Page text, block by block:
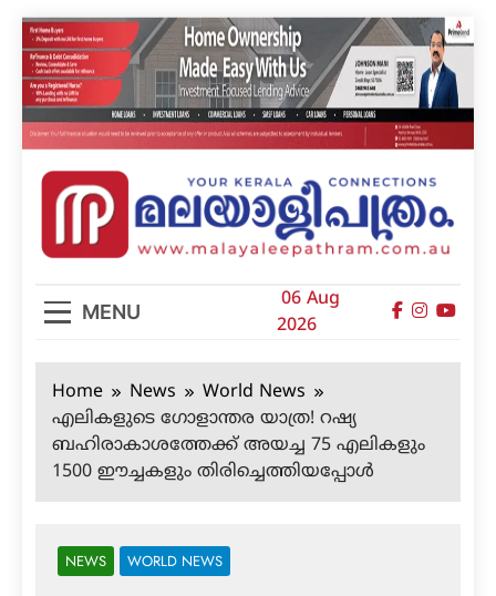
Skip
to
content
മലയാളിപത്രം
MENU
06 Aug
2026
Home News
World News
എലികളുടെ ഗോളാന്തര യാത്ര! റഷ്യ
ബഹിരാകാശത്തേക്ക് അയച്ച 75 എലികളും
1500 ഈച്ചകളും തിരിച്ചെത്തിയപ്പോള്‍
NEWS WORLD NEWS